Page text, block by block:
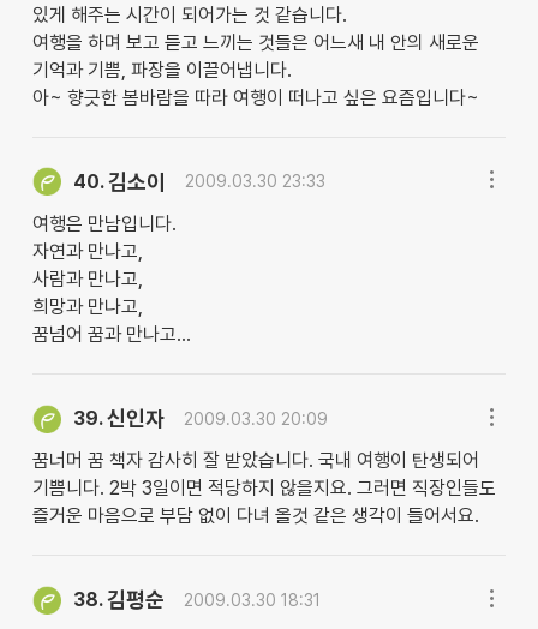
있게 해주는 시간이 되어가는 것 같습니다.
여행을 하며 보고 듣고 느끼는 것들은 어느새 내 안의 새로운
기억과 기쁨, 파장을 이끌어냅니다.
아~ 향긋한 봄바람을 따라 여행이 떠나고 싶은 요즘입니다~
40.김소이 2009.03.30 23:33
여행은 만남입니다.
자연과 만나고,
사람과 만나고,
희망과 만나고,
꿈넘어 꿈과 만나고...
39.신인자 2009.03.30 20:09
꿈너머 꿈 책자 감사히 잘 받았습니다. 국내 여행이 탄생되어
기쁨니다. 2박 3일이면 적당하지 않을지요. 그러면 직장인들도
즐거운 마음으로 부담 없이 다녀 올것 같은 생각이 들어서요.
38.김평순 2009.03.30 18:31